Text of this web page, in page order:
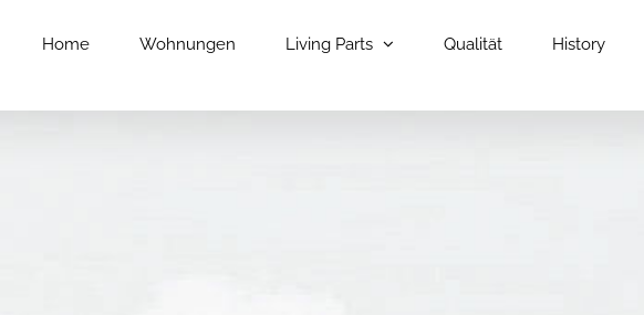
Home Wohnungen Living Parts Qualität History